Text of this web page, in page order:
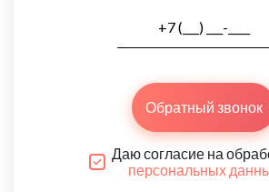
Обратный звонок
Даю согласие на
персональных